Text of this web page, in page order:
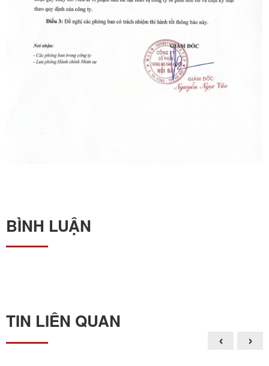
BÌNH LUẬN
TIN LIÊN QUAN
‹ ›